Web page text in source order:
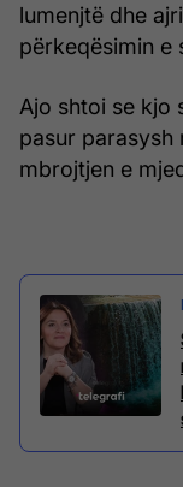
lumenjtë dhe
përkeqësimin e
Ajo shtoi se kjo
pasur parasysh
mbrojtjen e